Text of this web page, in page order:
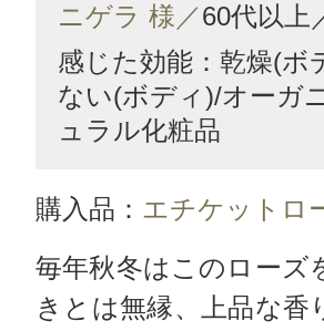
ニゲラ 様／60代以上
感じた効能：乾燥(
ない(ボディ)/オーガ
ュラル化粧品
購入品： エチケットロ
毎年秋冬はこのローズ
きとは無縁、上品な